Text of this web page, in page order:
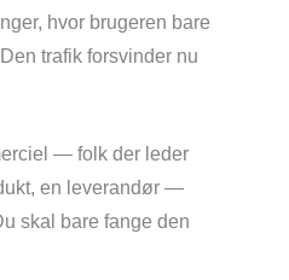
hvor brugeren bare
trafik forsvinder nu
— folk der leder
en leverandør —
skal bare fange den